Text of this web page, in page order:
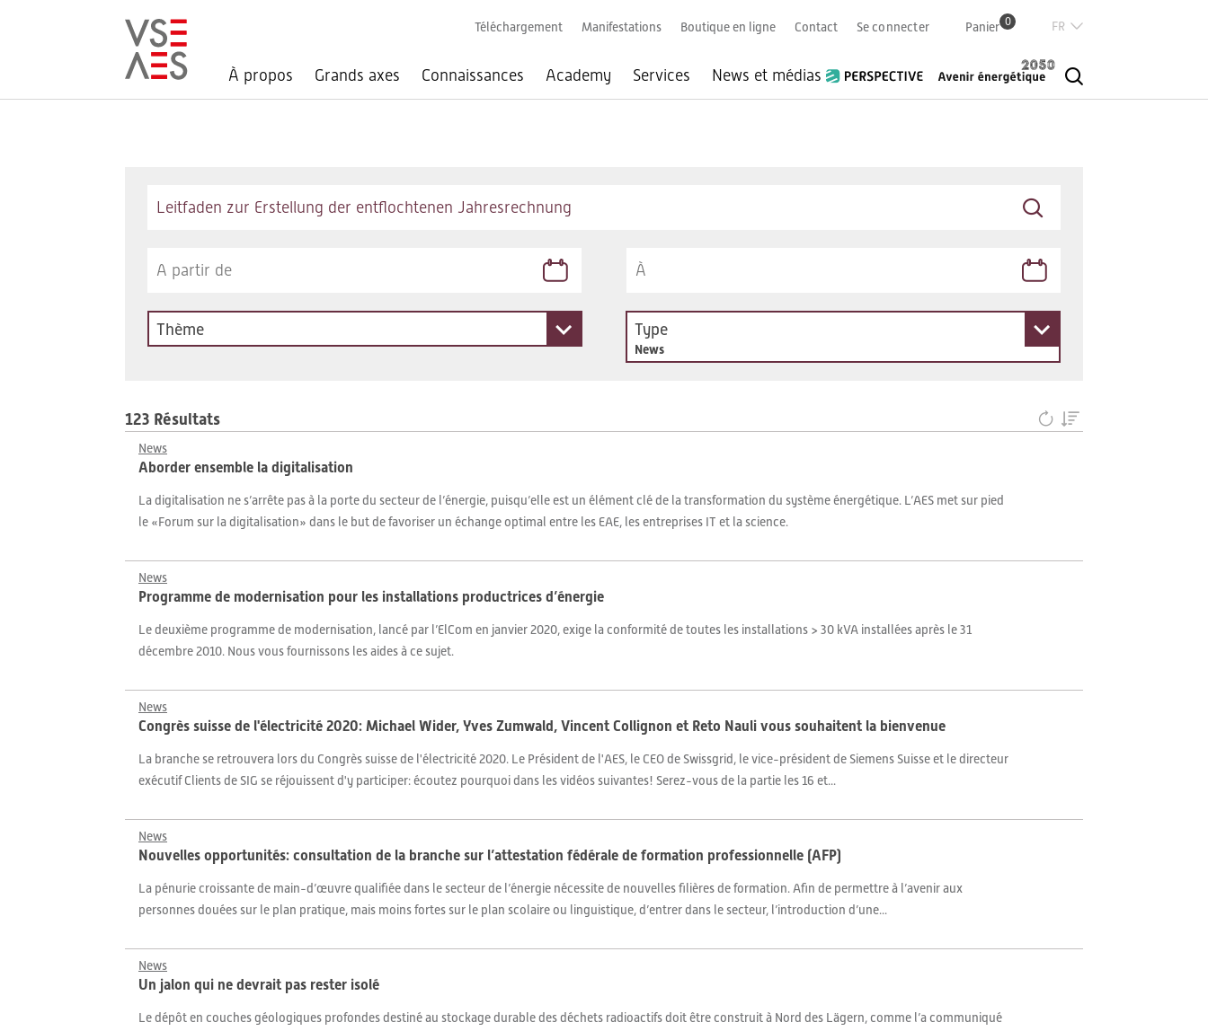
À propos Grands axes Connaissances Academy Services News et médias
Téléchargement Manifestations Boutique en ligne Contact Se connecter Panier 0
English
Thème Type
News
123 Résultats
News
Aborder ensemble la digitalisation
La digitalisation ne s’arrête pas à la porte du secteur de l’énergie, puisqu’elle est un élément clé de la transformation du système énergétique. L’AES met sur pied
le «Forum sur la digitalisation» dans le but de favoriser un échange optimal entre les EAE, les entreprises IT et la science.
News
Programme de modernisation pour les installations productrices d’énergie
Le deuxième programme de modernisation, lancé par l’ElCom en janvier 2020, exige la conformité de toutes les installations > 30 kVA installées après le 31
décembre 2010. Nous vous fournissons les aides à ce sujet.
News
Congrès suisse de l'électricité 2020: Michael Wider, Yves Zumwald, Vincent Collignon et Reto Nauli vous souhaitent la bienvenue
La branche se retrouvera lors du Congrès suisse de l'électricité 2020. Le Président de l'AES, le CEO de Swissgrid, le vice-président de Siemens Suisse et le directeur
exécutif Clients de SIG se réjouissent d'y participer: écoutez pourquoi dans les vidéos suivantes! Serez-vous de la partie les 16 et...
News
Nouvelles opportunités: consultation de la branche sur l’attestation fédérale de formation professionnelle (AFP)
La pénurie croissante de main-d’œuvre qualifiée dans le secteur de l’énergie nécessite de nouvelles filières de formation. Afin de permettre à l’avenir aux
personnes douées sur le plan pratique, mais moins fortes sur le plan scolaire ou linguistique, d’entrer dans le secteur, l’introduction d’une...
News
Un jalon qui ne devrait pas rester isolé
Le dépôt en couches géologiques profondes destiné au stockage durable des déchets radioactifs doit être construit à Nord des Lägern, comme l’a communiqué